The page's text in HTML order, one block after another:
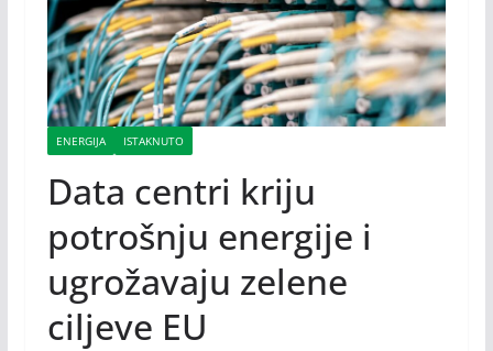
ENERGIJA ISTAKNUTO
Data centri kriju
potrošnju energije i
ugrožavaju zelene
ciljeve EU